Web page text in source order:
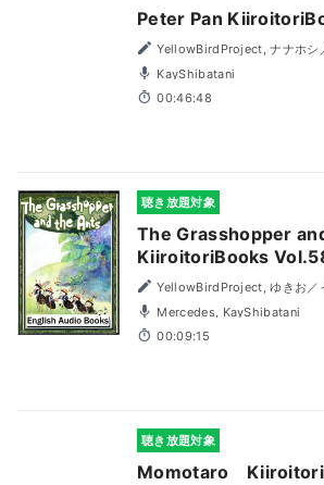
Peter Pan
YellowBirdProject, ナナホシ
KayShibatani
00:46:48
聴き放題対象
The Grasshopper
KiiroitoriBooks
YellowBirdProject, ゆきお／
Mercedes, KayShibatani
00:09:15
聴き放題対象
Momotaro